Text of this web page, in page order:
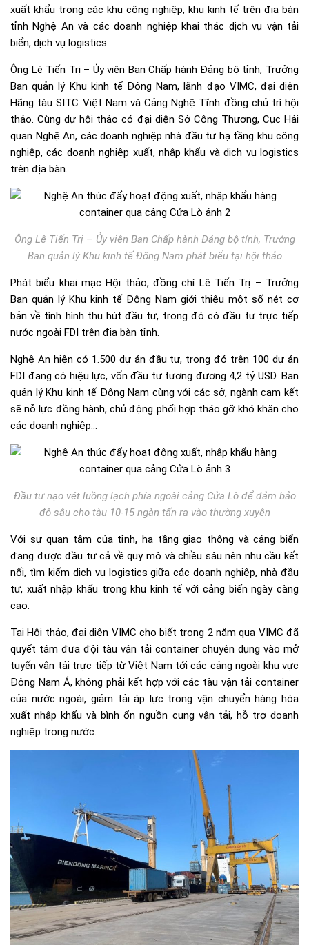
xuất khẩu trong các khu công nghiệp, khu kinh tế trên địa bàn
tỉnh Nghệ An và các doanh nghiệp khai thác dịch vụ vận tải
biển, dịch vụ logistics.
Ông Lê Tiến Trị – Ủy viên Ban Chấp hành Đảng bộ tỉnh, Trưởng
Ban quản lý Khu kinh tế Đông Nam, lãnh đạo VIMC, đại diện
Hãng tàu SITC Việt Nam và Cảng Nghệ Tĩnh đồng chủ trì hội
thảo. Cùng dự hội thảo có đại diện Sở Công Thương, Cục Hải
quan Nghệ An, các doanh nghiệp nhà đầu tư hạ tầng khu công
nghiệp, các doanh nghiệp xuất, nhập khẩu và dịch vụ logistics
trên địa bàn.
Ông Lê Tiến Trị – Ủy viên Ban Chấp hành Đảng bộ tỉnh, Trưởng
Ban quản lý Khu kinh tế Đông Nam phát biểu tại hội thảo
Phát biểu khai mạc Hội thảo, đồng chí Lê Tiến Trị – Trưởng
Ban quản lý Khu kinh tế Đông Nam giới thiệu một số nét cơ
bản về tình hình thu hút đầu tư, trong đó có đầu tư trực tiếp
nước ngoài FDI trên địa bàn tỉnh.
Nghệ An hiện có 1.500 dự án đầu tư, trong đó trên 100 dự án
FDI đang có hiệu lực, vốn đầu tư tương đương 4,2 tỷ USD. Ban
quản lý Khu kinh tế Đông Nam cùng với các sở, ngành cam kết
sẽ nỗ lực đồng hành, chủ động phối hợp tháo gỡ khó khăn cho
các doanh nghiệp…
Đầu tư nạo vét luồng lạch phía ngoài cảng Cửa Lò để đảm bảo
độ sâu cho tàu 10-15 ngàn tấn ra vào thường xuyên
Với sự quan tâm của tỉnh, hạ tầng giao thông và cảng biển
đang được đầu tư cả về quy mô và chiều sâu nên nhu cầu kết
nối, tìm kiếm dịch vụ logistics giữa các doanh nghiệp, nhà đầu
tư, xuất nhập khẩu trong khu kinh tế với cảng biển ngày càng
cao.
Tại Hội thảo, đại diện VIMC cho biết trong 2 năm qua VIMC đã
quyết tâm đưa đội tàu vận tải container chuyên dụng vào mở
tuyến vận tải trực tiếp từ Việt Nam tới các cảng ngoài khu vực
Đông Nam Á, không phải kết hợp với các tàu vận tải container
của nước ngoài, giảm tải áp lực trong vận chuyển hàng hóa
xuất nhập khẩu và bình ổn nguồn cung vận tải, hỗ trợ doanh
nghiệp trong nước.